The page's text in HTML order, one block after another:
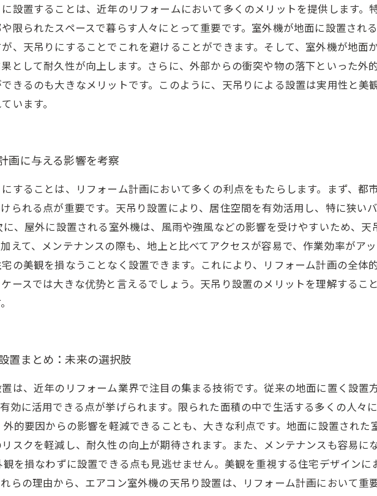
設置することは、近年のリフォームにおいて多くのメリットを提供します。
限られたスペースで暮らす人々にとって重要です。室外機が地面に設置され
、天吊りにすることでこれを避けることができます。そして、室外機が地面
として耐久性が向上します。さらに、外部からの衝突や物の落下といった外
きるのも大きなメリットです。このように、天吊りによる設置は実用性と美
います。
画に与える影響を考察
することは、リフォーム計画において多くの利点をもたらします。まず、都
られる点が重要です。天吊り設置により、居住空間を有効活用し、特に狭い
、屋外に設置される室外機は、風雨や強風などの影響を受けやすいため、
えて、メンテナンスの際も、地上と比べてアクセスが容易で、作業効率がア
の美観を損なうことなく設置できます。これにより、リフォーム計画の全体
ースでは大きな优势と言えるでしょう。天吊り設置のメリットを理解するこ
置まとめ：未来の選択肢
は、近年のリフォーム業界で注目の集まる技術です。従来の地面に置く設置
効に活用できる点が挙げられます。限られた面積の中で生活する多くの人々
的要因からの影響を軽減できることも、大きな利点です。地面に設置され
スクを軽減し、耐久性の向上が期待されます。また、メンテナンスも容易に
を損なわずに設置できる点も見逃せません。美観を重視する住宅デザイン
らの理由から、エアコン室外機の天吊り設置は、リフォーム計画において重